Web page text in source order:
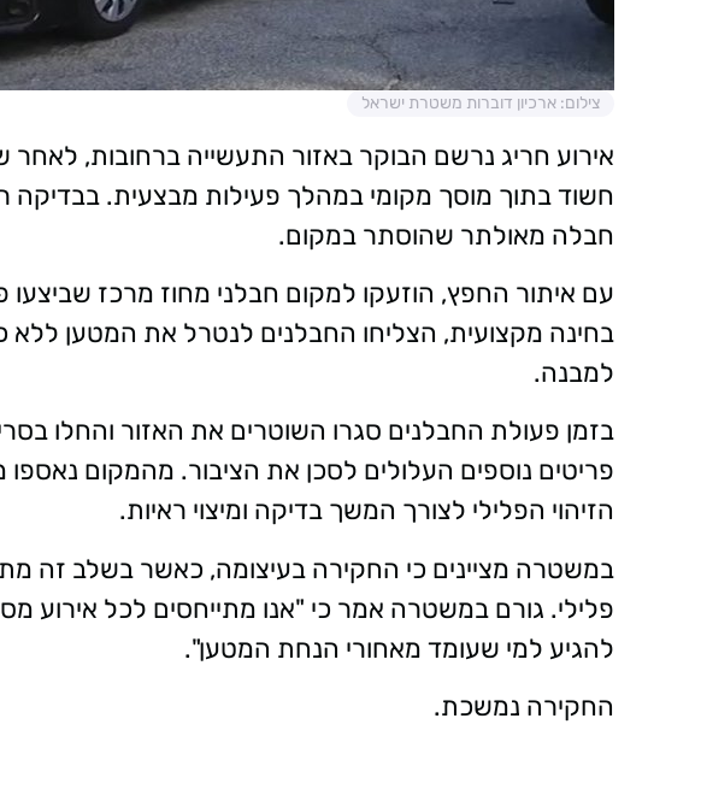
צילום: ארכיון דוברות משטרת ישראל
אירוע חריג נרשם הבוקר באזור התעשייה ברחובות,
חשוד בתוך מוסך מקומי במהלך פעילות מבצעית. בבדיקה
חבלה מאולתר שהוסתר במקום.
עם איתור החפץ, הוזעקו למקום חבלני מחוז מרכז שביצעו
בחינה מקצועית, הצליחו החבלנים לנטרל את המטען ללא
למבנה.
בזמן פעולת החבלנים סגרו השוטרים את האזור והחלו
פריטים נוספים העלולים לסכן את הציבור. מהמקום
הזיהוי הפלילי לצורך המשך בדיקה ומיצוי ראיות.
במשטרה מציינים כי החקירה בעיצומה, כאשר בשלב זה
פלילי. גורם במשטרה אמר כי "אנו מתייחסים לכל אירוע
להגיע למי שעומד מאחורי הנחת המטען".
החקירה נמשכת.